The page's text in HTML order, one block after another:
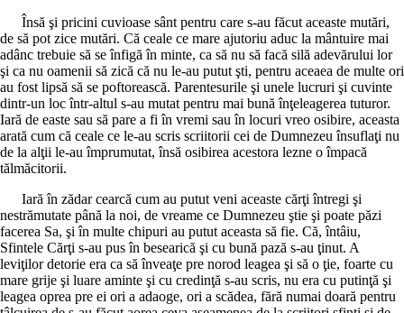
Însă şi pricini cuvioase sânt pentru care s-au făcut aceaste mutări,
de să pot zice mutări. Că ceale ce mare ajutoriu aduc la mântuire mai
adânc trebuie să se înfigă în minte, ca să nu să facă silă adevărului lor
şi ca nu oamenii să zică că nu le-au putut şti, pentru aceaea de multe ori
au fost lipsă să se poftorească. Parentesurile şi unele lucruri şi cuvinte
dintr-un loc într-altul s-au mutat pentru mai bună înţeleagerea tuturor.
Iară de easte sau să pare a fi în vremi sau în locuri vreo osibire, aceasta
arată cum că ceale ce le-au scris scriitorii cei de Dumnezeu însuflaţi nu
de la alţii le-au împrumutat, însă osibirea acestora lezne o împacă
tălmăcitorii.
Iară în zădar cearcă cum au putut veni aceaste cărţi întregi şi
nestrămutate până la noi, de vreame ce Dumnezeu ştie şi poate păzi
facerea Sa, şi în multe chipuri au putut aceasta să fie. Că, întâiu,
Sfintele Cărţi s-au pus în besearică şi cu bună pază s-au ţinut. A
leviţilor detorie era ca să înveaţe pre norod leagea şi să o ţie, foarte cu
mare grije şi luare aminte şi cu credinţă s-au scris, nu era cu putinţă şi
leagea oprea pre ei ori a adaoge, ori a scădea, fără numai doară pentru